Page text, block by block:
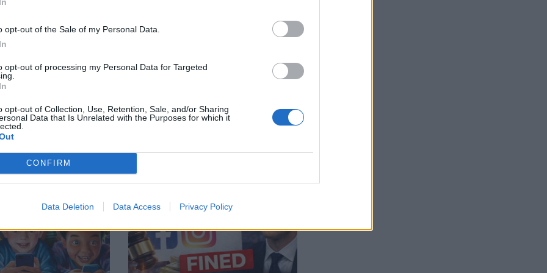
opt-out of the Sale of my Personal Data.
opt-out of processing my Personal Data for Targeted
opt-out of Collection, Use, Retention, Sale, and/or Sharing
Data that Is Unrelated with the Purposes for which it
CONFIRM
Data Deletion Data Access Privacy Policy
ВЪВ facebook
в: